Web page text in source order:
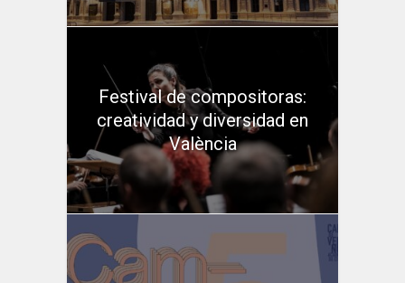
Festival de compositoras:
creatividad y diversidad en
València